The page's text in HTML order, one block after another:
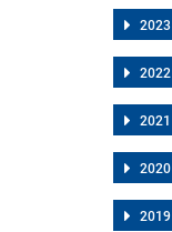
2023
2022
2021
2020
2019